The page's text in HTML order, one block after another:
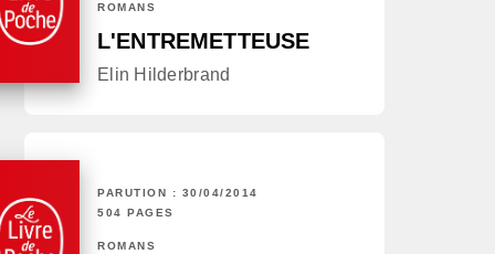
ROMANS
L'ENTREMETTEUSE
Elin Hilderbrand
PARUTION : 30/04/2014
504 PAGES
ROMANS